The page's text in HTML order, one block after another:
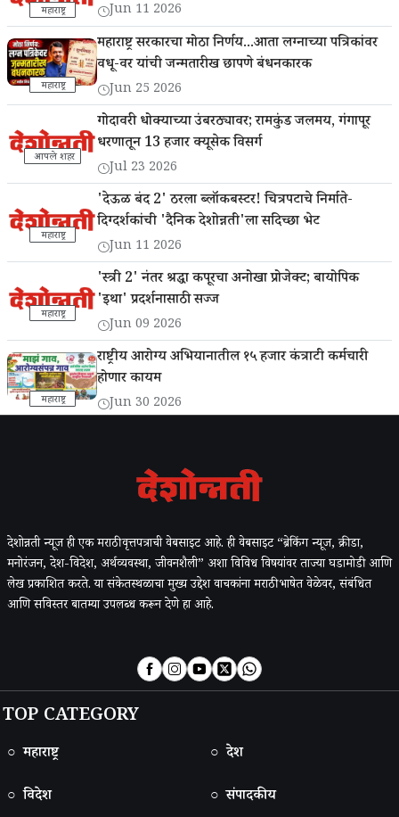
महाराष्ट्र Jun 11 2026
महाराष्ट्र
महाराष्ट्र सरकारचा मोठा निर्णय...आता लग्नाच्या पत्रिकांवर
वधू-वर यांची जन्मतारीख छापणे बंधनकारक
Jun 25 2026
आपले शहर
गोदावरी धोक्याच्या उंबरठ्यावर; रामकुंड जलमय, गंगापूर
धरणातून 13 हजार क्यूसेक विसर्ग
Jul 23 2026
महाराष्ट्र
'देऊळ बंद 2' ठरला ब्लॉकबस्टर! चित्रपटाचे निर्माते-
दिग्दर्शकांची 'दैनिक देशोन्नती'ला सदिच्छा भेट
Jun 11 2026
महाराष्ट्र
'स्त्री 2' नंतर श्रद्धा कपूरचा अनोखा प्रोजेक्ट; बायोपिक
'इथा' प्रदर्शनासाठी सज्ज
Jun 09 2026
महाराष्ट्र
राष्ट्रीय आरोग्य अभियानातील १५ हजार कंत्राटी कर्मचारी
होणार कायम
Jun 30 2026
देशोन्नती न्यूज ही एक मराठी वृत्तपत्राची वेबसाइट आहे. ही वेबसाइट “ब्रेकिंग न्यूज, क्रीडा,
मनोरंजन, देश-विदेश, अर्थव्यवस्था, जीवनशैली” अशा विविध विषयांवर ताज्या घडामोडी आणि
लेख प्रकाशित करते. या संकेतस्थळाचा मुख्य उद्देश वाचकांना मराठी भाषेत वेळेवर, संबंधित
आणि सविस्तर बातम्या उपलब्ध करून देणे हा आहे.
TOP CATEGORY
○ महाराष्ट्र
○ देश
○ विदेश
○ संपादकीय